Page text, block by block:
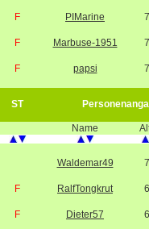
F PIMarine
F Marbuse-1951
F papsi
ST
Name
Waldemar49
F RalfTongkrut
F Dieter57